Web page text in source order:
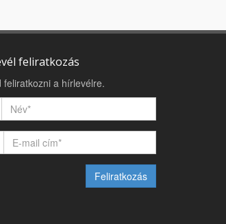
feliratkozás
feliratkozni a hírlevélre.
Feliratkozás